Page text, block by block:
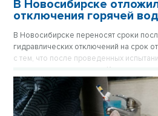
В Новосибирске
отключения горячей
В Новосибирске переносят сроки
гидравлических отключений на срок
с тем, что после проведенных
слишком много ремонта. Кому
положенного – список улиц по зонам